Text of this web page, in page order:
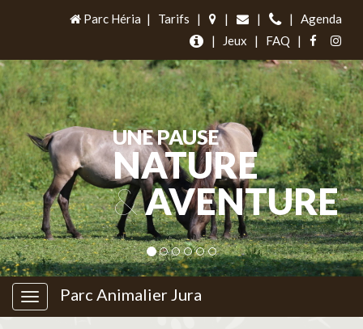
Parc Héria | Tarifs | | | |
Agenda
|
Jeux | FAQ |
UNE PAUSE
NATURE
&AVENTURE
Parc Animalier Jura